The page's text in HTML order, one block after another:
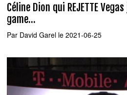
Céline Dion qui REJETTE
game...
Par David Garel le 2021-06-25